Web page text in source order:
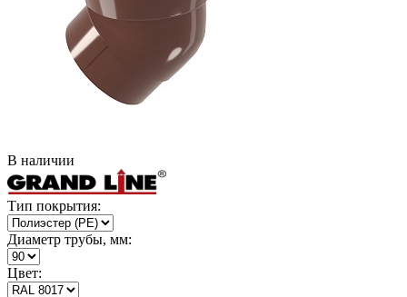
В наличии
Тип покрытия:
Диаметр трубы, мм:
Цвет: